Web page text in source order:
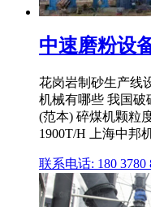
中速磨粉设
花岗岩制砂生产线
机械有哪些 我国破
(范本) 碎煤机颗粒
1900T/H 上海中邦
联系电话: 180 3780